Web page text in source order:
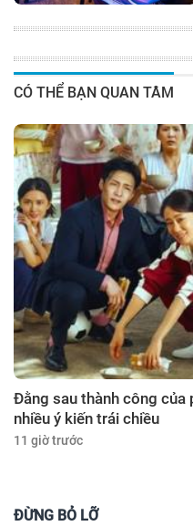
CÓ THỂ BẠN QUAN TÂM
Đằng sau thành công của
nhiều ý kiến trái chiều
11 giờ trước
ĐỪNG BỎ LỠ